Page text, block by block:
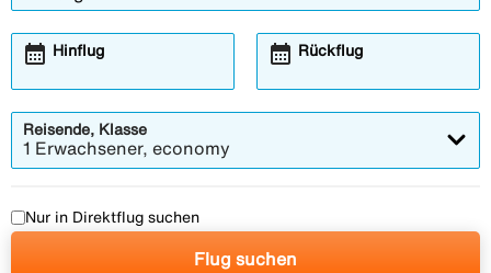
Hinflug
calendar_month Rückflug
calendar_month
Reisende, Klasse
1 Erwachsener, economy
Nur in Direktflug suchen
Flug suchen